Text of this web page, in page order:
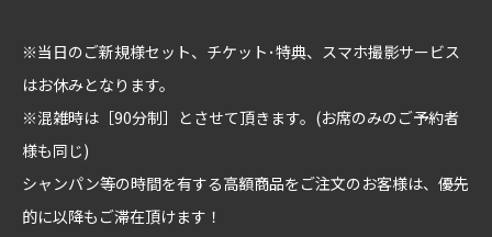
※当日のご新規様セット、チケット･特典、スマホ撮影サービス
はお休みとなります。
※混雑時は［90分制］とさせて頂きます。(お席のみのご予約者
様も同じ)
シャンパン等の時間を有する高額商品をご注文のお客様は、優先
的に以降もご滞在頂けます！